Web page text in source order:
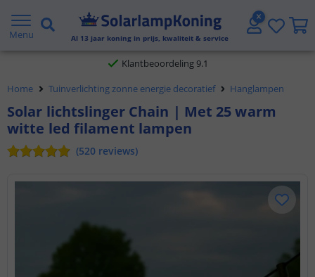
Menu Al 13 jaar koning in prijs, kwaliteit & service
Gratis verzending vanaf € 20,- NL en BE
Klantbeoordeling 9.1
Voor 23:45 uur besteld,morgen in huis
Home Tuinverlichting zonne energie decoratief Hanglampen
Solar lichtslinger Chain | Met 25 warm
witte led filament lampen
(520 reviews)